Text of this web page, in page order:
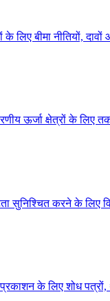
के लिए बीमा नीतियों,
ऊर्जा क्षेत्रों के लिए
सुनिश्चित करने के लिए
के लिए शोध